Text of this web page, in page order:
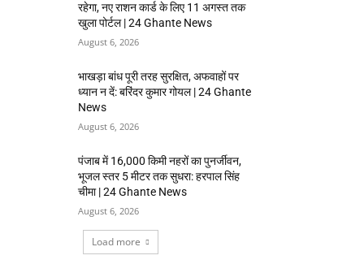
रहेगा, नए राशन कार्ड के लिए 11 अगस्त तक
खुला पोर्टल | 24 Ghante News
August 6, 2026
भाखड़ा बांध पूरी तरह सुरक्षित, अफवाहों पर
ध्यान न दें: बरिंदर कुमार गोयल | 24 Ghante
News
August 6, 2026
पंजाब में 16,000 किमी नहरों का पुनर्जीवन,
भूजल स्तर 5 मीटर तक सुधरा: हरपाल सिंह
चीमा | 24 Ghante News
August 6, 2026
Load more